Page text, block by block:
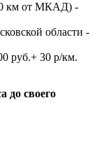
км от МКАД) -
области -
руб.+ 30 р/км.
до своего